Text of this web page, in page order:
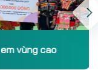
vùng cao